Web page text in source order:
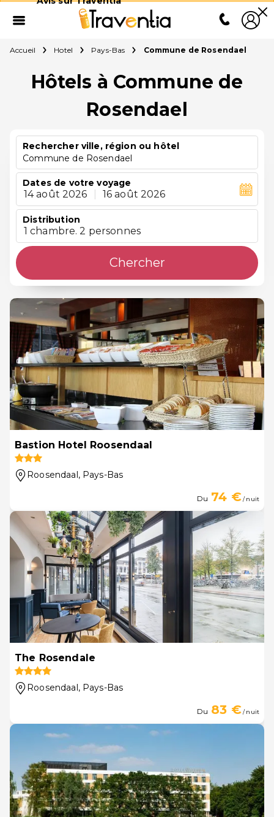
Accueil Hotel Pays-Bas Commune de Rosendael
Hôtels à Commune de
Rosendael
Rechercher ville, région ou hôtel
Commune de Rosendael
Dates de votre voyage
14 août 2026 16 août 2026
Distribution
1 chambre. 2 personnes
Chercher
Bastion Hotel Roosendaal
Roosendaal, Pays-Bas
Du 74 €/ nuit
The Rosendale
Roosendaal, Pays-Bas
Du 83 €/ nuit